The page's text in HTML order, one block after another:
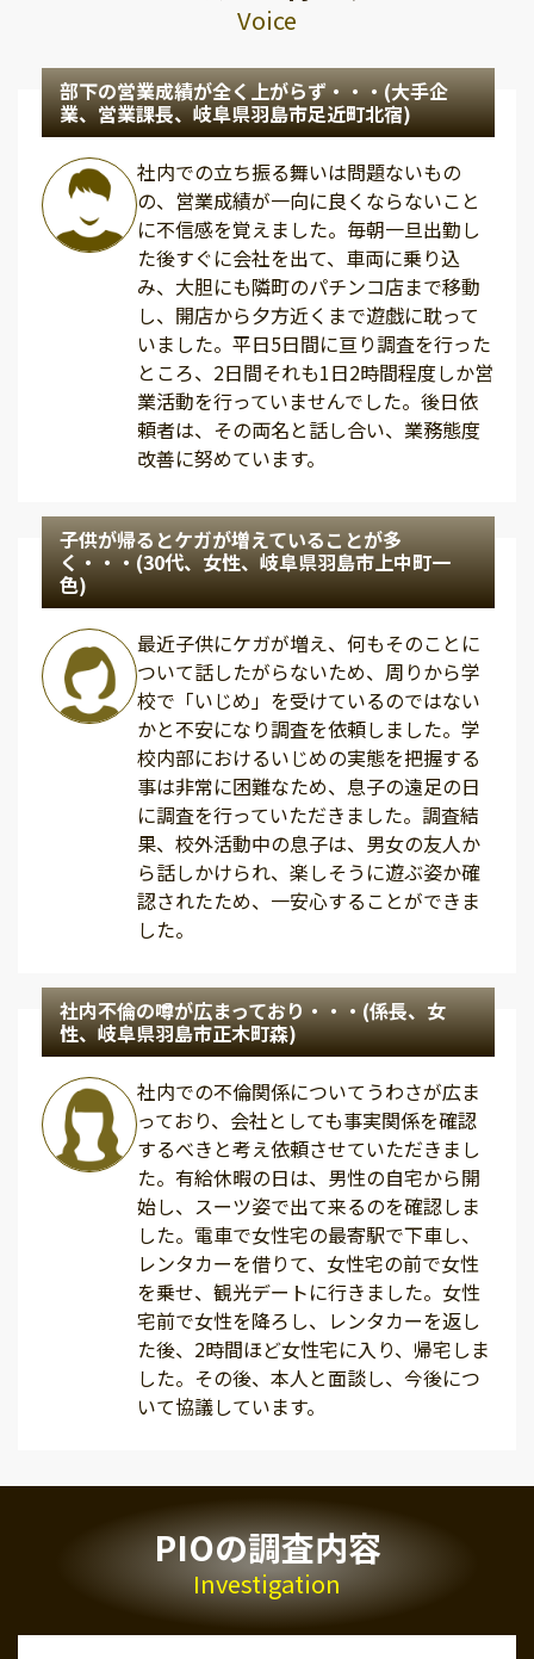
Voice
部下の営業成績が全く上がらず・・・(大手企
業、営業課長、岐阜県羽島市足近町北宿)
社内での立ち振る舞いは問題ないもの
の、営業成績が一向に良くならないこと
に不信感を覚えました。毎朝一旦出勤し
た後すぐに会社を出て、車両に乗り込
み、大胆にも隣町のパチンコ店まで移動
し、開店から夕方近くまで遊戯に耽って
いました。平日5日間に亘り調査を行った
ところ、2日間それも1日2時間程度しか営
業活動を行っていませんでした。後日依
頼者は、その両名と話し合い、業務態度
改善に努めています。
子供が帰るとケガが増えていることが多
く・・・(30代、女性、岐阜県羽島市上中町一
色)
最近子供にケガが増え、何もそのことに
ついて話したがらないため、周りから学
校で「いじめ」を受けているのではない
かと不安になり調査を依頼しました。学
校内部におけるいじめの実態を把握する
事は非常に困難なため、息子の遠足の日
に調査を行っていただきました。調査結
果、校外活動中の息子は、男女の友人か
ら話しかけられ、楽しそうに遊ぶ姿か確
認されたため、一安心することができま
した。
社内不倫の噂が広まっており・・・(係長、女
性、岐阜県羽島市正木町森)
社内での不倫関係についてうわさが広ま
っており、会社としても事実関係を確認
するべきと考え依頼させていただきまし
た。有給休暇の日は、男性の自宅から開
始し、スーツ姿で出て来るのを確認しま
した。電車で女性宅の最寄駅で下車し、
レンタカーを借りて、女性宅の前で女性
を乗せ、観光デートに行きました。女性
宅前で女性を降ろし、レンタカーを返し
た後、2時間ほど女性宅に入り、帰宅しま
した。その後、本人と面談し、今後につ
いて協議しています。
PIOの調査内容
Investigation